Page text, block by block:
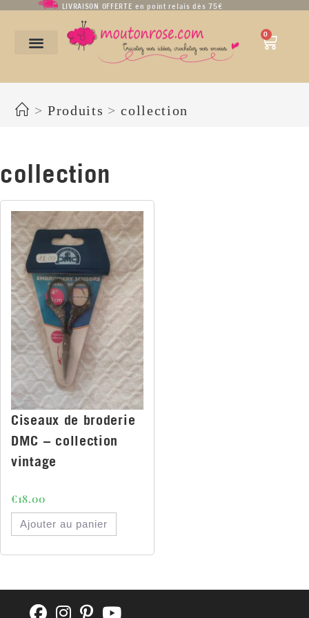
LIVRAISON OFFERTE en point relais dès 75€
0
> Produits > collection
collection
Ciseaux de broderie
DMC – collection
vintage
€18.00
Ajouter au panier